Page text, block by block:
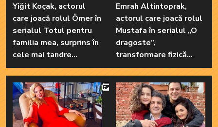
Yiğit Koçak, actorul
care joacă rolul Ömer în
serialul Totul pentru
familia mea, surprins în
cele mai tandre
ipostaze! Ele sunt
marile sale iubiri
4
Emrah Altintoprak,
actorul care joacă rolul
Mustafa în serialul „O
dragoste”,
transformare fizică
uluitoare după
încheierea filmărilor